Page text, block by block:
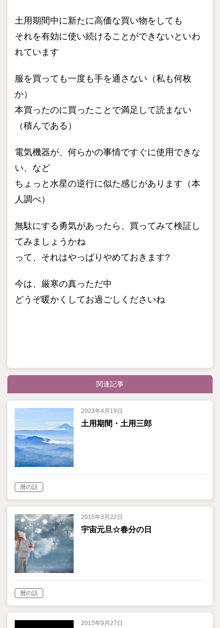
土用期間中に新たに高価な買い物をしても
それを有効に使い続けることができないといわ
れています
服を買っても一度も手を通さない（私も何枚
か）
本買ったのに買ったことで満足して読まない
（積んである）
電気機器が、何らかの事情ですぐに使用できな
い、など
ちょっと水星の逆行に似た感じがあります（本
人調べ）
無駄にする勇気があったら、買ってみて検証し
てみましょうかね
って、それはやっぱりやめておきます?
今は、厳寒の真っただ中
どうぞ暖かくしてお過ごしくださいね
関連記事
2023年4月19日
土用期間・土用三郎
暦の話
2015年3月22日
宇宙元旦☆春分の日
暦の話
2015年9月27日